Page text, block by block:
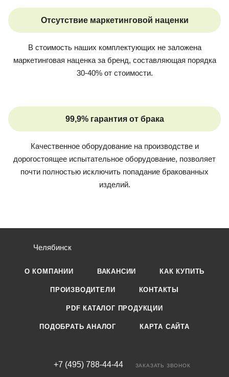
Отсутствие маркетинговой наценки
В стоимость наших комплектующих не заложена
маркетинговая наценка за бренд, составляющая порядка
30-40% от стоимости.
99,9% гарантия от брака
Качественное оборудование на производстве и
дорогостоящее испытательное оборудование, позволяет
почти полностью исключить попадание бракованных
изделий.
Челябинск
О КОМПАНИИ ВАКАНСИИ КАК КУПИТЬ
ПРОИЗВОДИТЕЛИ КОНТАКТЫ
PDF КАТАЛОГ ПРОДУКЦИИ
ПОДОБРАТЬ АНАЛОГ КАРТА САЙТА
+7 (495) 788-44-44 ЗАКАЗАТЬ ЗВОНОК